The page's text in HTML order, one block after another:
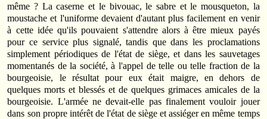
même ? La caserne et le bivouac, le sabre et le mousqueton, la
moustache et l'uniforme devaient d'autant plus facilement en venir
à cette idée qu'ils pouvaient s'attendre alors à être mieux payés
pour ce service plus signalé, tandis que dans les proclamations
simplement périodiques de l'état de siège, et dans les sauvetages
momentanés de la société, à l'appel de telle ou telle fraction de la
bourgeoisie, le résultat pour eux était maigre, en dehors de
quelques morts et blessés et de quelques grimaces amicales de la
bourgeoisie. L'armée ne devait-elle pas finalement vouloir jouer
dans son propre intérêt de l'état de siège et assiéger en même temps